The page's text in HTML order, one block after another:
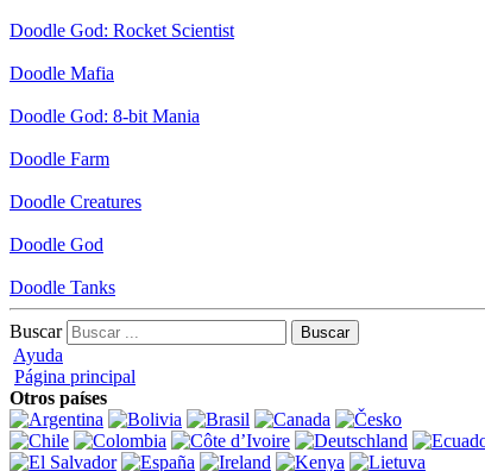
Doodle God: Rocket Scientist
Doodle Mafia
Doodle God: 8-bit Mania
Doodle Farm
Doodle Creatures
Doodle God
Doodle Tanks
Buscar
Ayuda
Página principal
Otros países